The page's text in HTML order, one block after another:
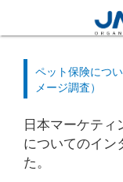
ペット保険につ
メージ調査）
日本マーケティ
についてのイン
た。